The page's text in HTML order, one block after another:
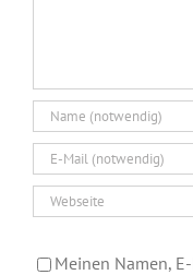
Meinen Namen,